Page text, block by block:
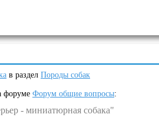
в раздел Породы собак
форуме Форум общие вопросы:
- миниатюрная собака"